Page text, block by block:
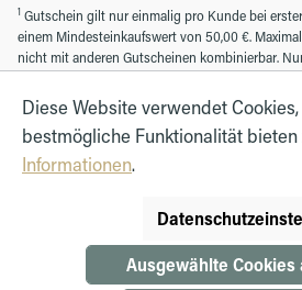
1 Gutschein gilt nur einmalig pro Kunde bei
einem Mindesteinkaufswert von 50,00 €.
nicht mit anderen Gutscheinen kombinierbar.
Diese Website verwendet
bestmögliche Funktionalität bieten
Informationen.
Ausgewählte Cookies